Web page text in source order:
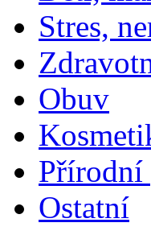
Stres,
Obuv
Ostatní